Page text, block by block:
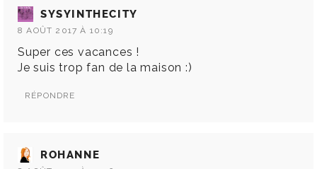
SYSYINTHECITY
8 AOÛT 2017 À 10:19
Super ces vacances !
Je suis trop fan de la maison :)
RÉPONDRE
ROHANNE